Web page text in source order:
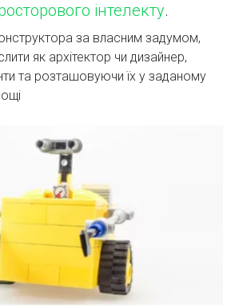
інтелекту.
за власним задумом,
як архітектор чи дизайнер,
та розташовуючи їх у заданому